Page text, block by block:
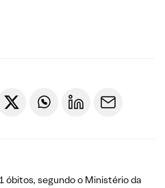
óbitos, segundo o Ministério da